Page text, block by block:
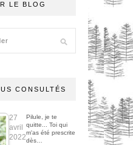
LE BLOG
CONSULTÉS
27
avril
2022
Pilule, je te
quitte... Toi qui
m'as été prescrite
dès…